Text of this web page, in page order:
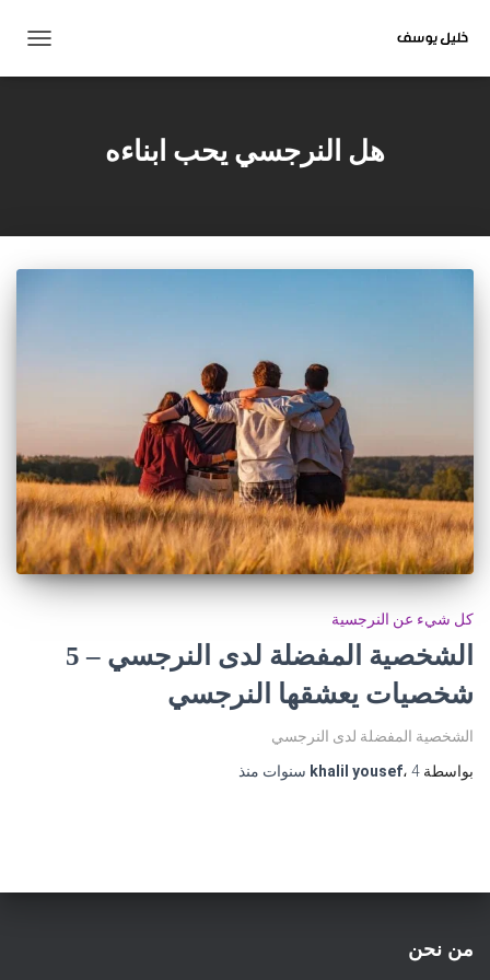
التنقل
هل النرجسي يحب ابناءه
كل شيء عن النرجسية
الشخصية المفضلة لدى النرجسي – 5
شخصيات يعشقها النرجسي
الشخصية المفضلة لدى النرجسي
بواسطة
khalil yousef، 4 سنوات منذ
من نحن